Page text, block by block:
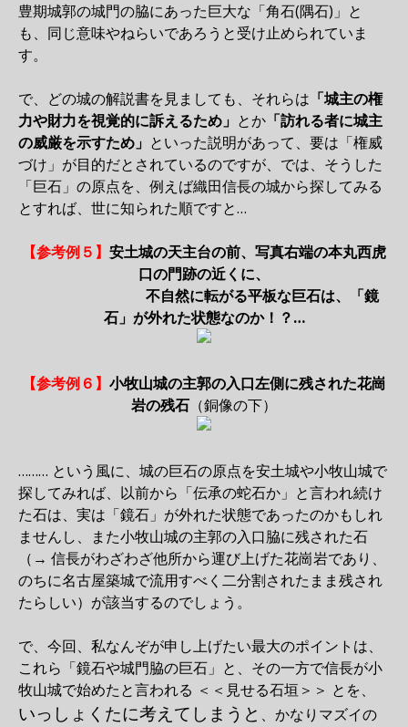
豊期城郭の城門の脇にあった巨大な「角石(隅石)」と
も、同じ意味やねらいであろうと受け止められていま
す。
で、どの城の解説書を見ましても、それらは 「城主の権
力や財力を視覚的に訴えるため」 とか 「訪れる者に城主
の威厳を示すため」 といった説明があって、要は「権威
づけ」が目的だとされているのですが、では、そうした
「巨石」の原点を、例えば織田信長の城から探してみる
とすれば、世に知られた順ですと…
【参考例５】 安土城の天主台の前、写真右端の本丸西虎
口の門跡の近くに、
不自然に転がる平板な巨石は、「鏡
石」が外れた状態なのか！？…
【参考例６】 小牧山城の主郭の入口左側に残された花崗
岩の残石 （銅像の下）
……… という風に、城の巨石の原点を安土城や小牧山城で
探してみれば、以前から「伝承の蛇石か」と言われ続け
た石は、実は「鏡石」が外れた状態であったのかもしれ
ませんし、また小牧山城の主郭の入口脇に残された石
（→ 信長がわざわざ他所から運び上げた花崗岩であり、
のちに名古屋築城で流用すべく二分割されたまま残され
たらしい）が該当するのでしょう。
で、今回、私なんぞが申し上げたい最大のポイントは、
これら「鏡石や城門脇の巨石」と、その一方で信長が小
牧山城で始めたと言われる ＜＜見せる石垣＞＞ とを、
いっしょくたに考えてしまうと 、かなりマズイの